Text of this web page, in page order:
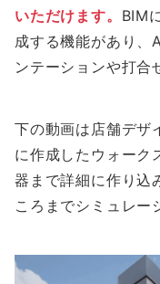
いただけます。 BIM
成する機能があり、
ンテーションや打合
下の動画は店舗デザ
に作成したウォーク
器まで詳細に作り込
ころまでシミュレー